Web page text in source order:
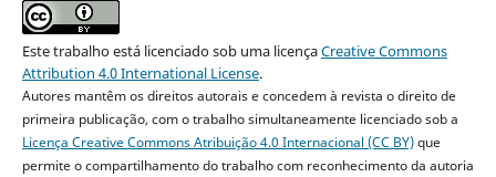
Este trabalho está licenciado sob uma licençaCreative Commons
Attribution 4.0 International License.
Autores mantêm os direitos autorais e concedem à revista o direito de
primeira publicação, com o trabalho simultaneamente licenciado sob a
Licença Creative Commons Atribuição 4.0 Internacional (CC BY)que
permite o compartilhamento do trabalho com reconhecimento da autoria